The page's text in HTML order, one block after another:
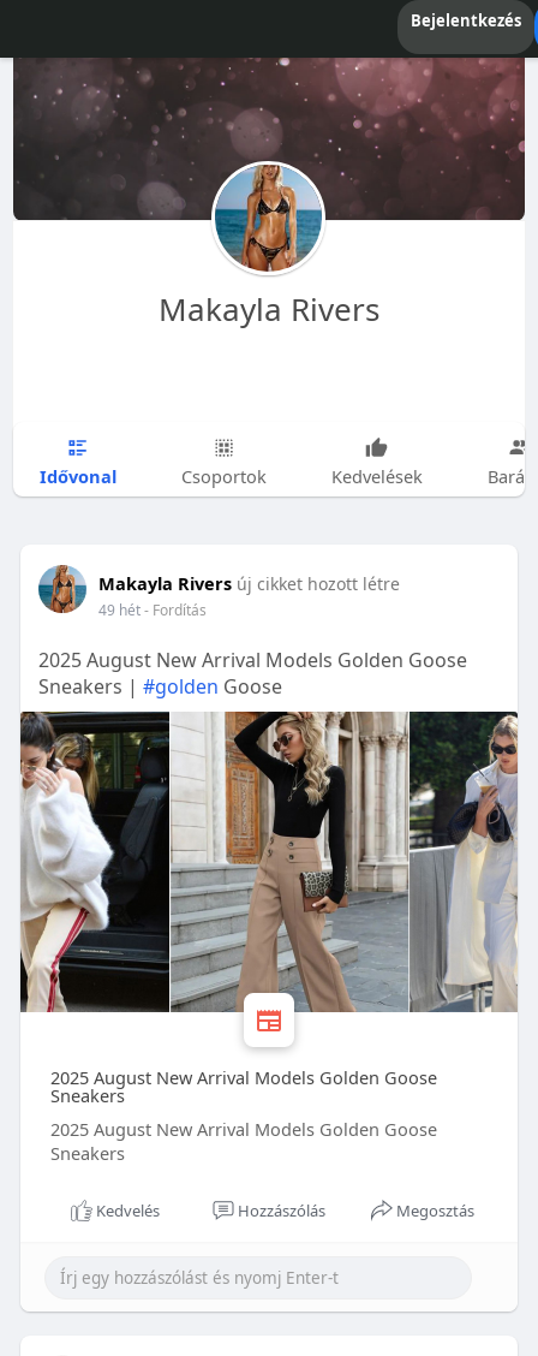
Bejelentkezés
Makayla Rivers
Idővonal Csoportok Kedvelések
Makayla Rivers új cikket hozott létre
49 hét- Fordítás
2025 August New Arrival Models Golden Goose
Sneakers | #golden Goose
2025 August New Arrival Models Golden Goose
Sneakers
2025 August New Arrival Models Golden Goose
Sneakers
Kedvelés Hozzászólás Megosztás